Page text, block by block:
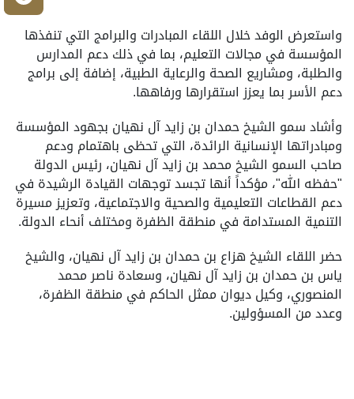
واستعرض الوفد خلال اللقاء المبادرات والبرامج التي تنفذها
المؤسسة في مجالات التعليم، بما في ذلك دعم المدارس
والطلبة، ومشاريع الصحة والرعاية الطبية، إضافة إلى برامج
دعم الأسر بما يعزز استقرارها ورفاهها.
وأشاد سمو الشيخ حمدان بن زايد آل نهيان بجهود المؤسسة
ومبادراتها الإنسانية الرائدة، التي تحظى باهتمام ودعم
صاحب السمو الشيخ محمد بن زايد آل نهيان، رئيس الدولة
"حفظه الله"، مؤكداً أنها تجسد توجهات القيادة الرشيدة في
دعم القطاعات التعليمية والصحية والاجتماعية، وتعزيز مسيرة
التنمية المستدامة في منطقة الظفرة ومختلف أنحاء الدولة.
حضر اللقاء الشيخ هزاع بن حمدان بن زايد آل نهيان، والشيخ
ياس بن حمدان بن زايد آل نهيان، وسعادة ناصر محمد
المنصوري، وكيل ديوان ممثل الحاكم في منطقة الظفرة،
وعدد من المسؤولين.